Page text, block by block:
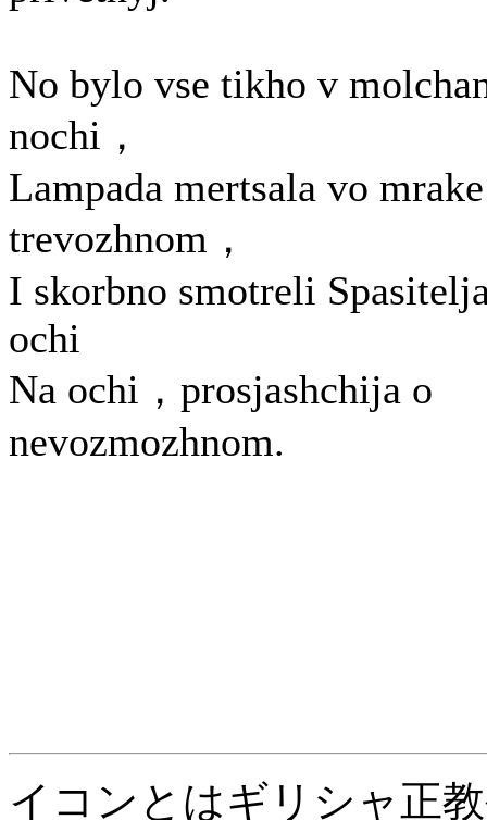
No bylo vse tikho v
nochi，
Lampada mertsala vo mrake
trevozhnom，
I skorbno smotreli
ochi
Na ochi，prosjashchija o
nevozmozhnom.
イコンとはギリシャ正